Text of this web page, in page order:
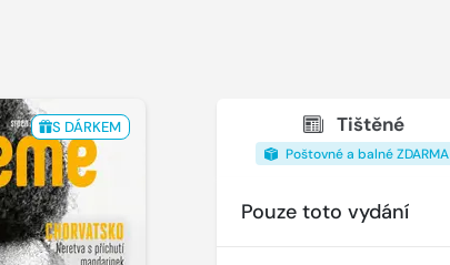
S DÁRKEM Tištěné
Poštovné a balné ZDARMA
Pouze toto vydání